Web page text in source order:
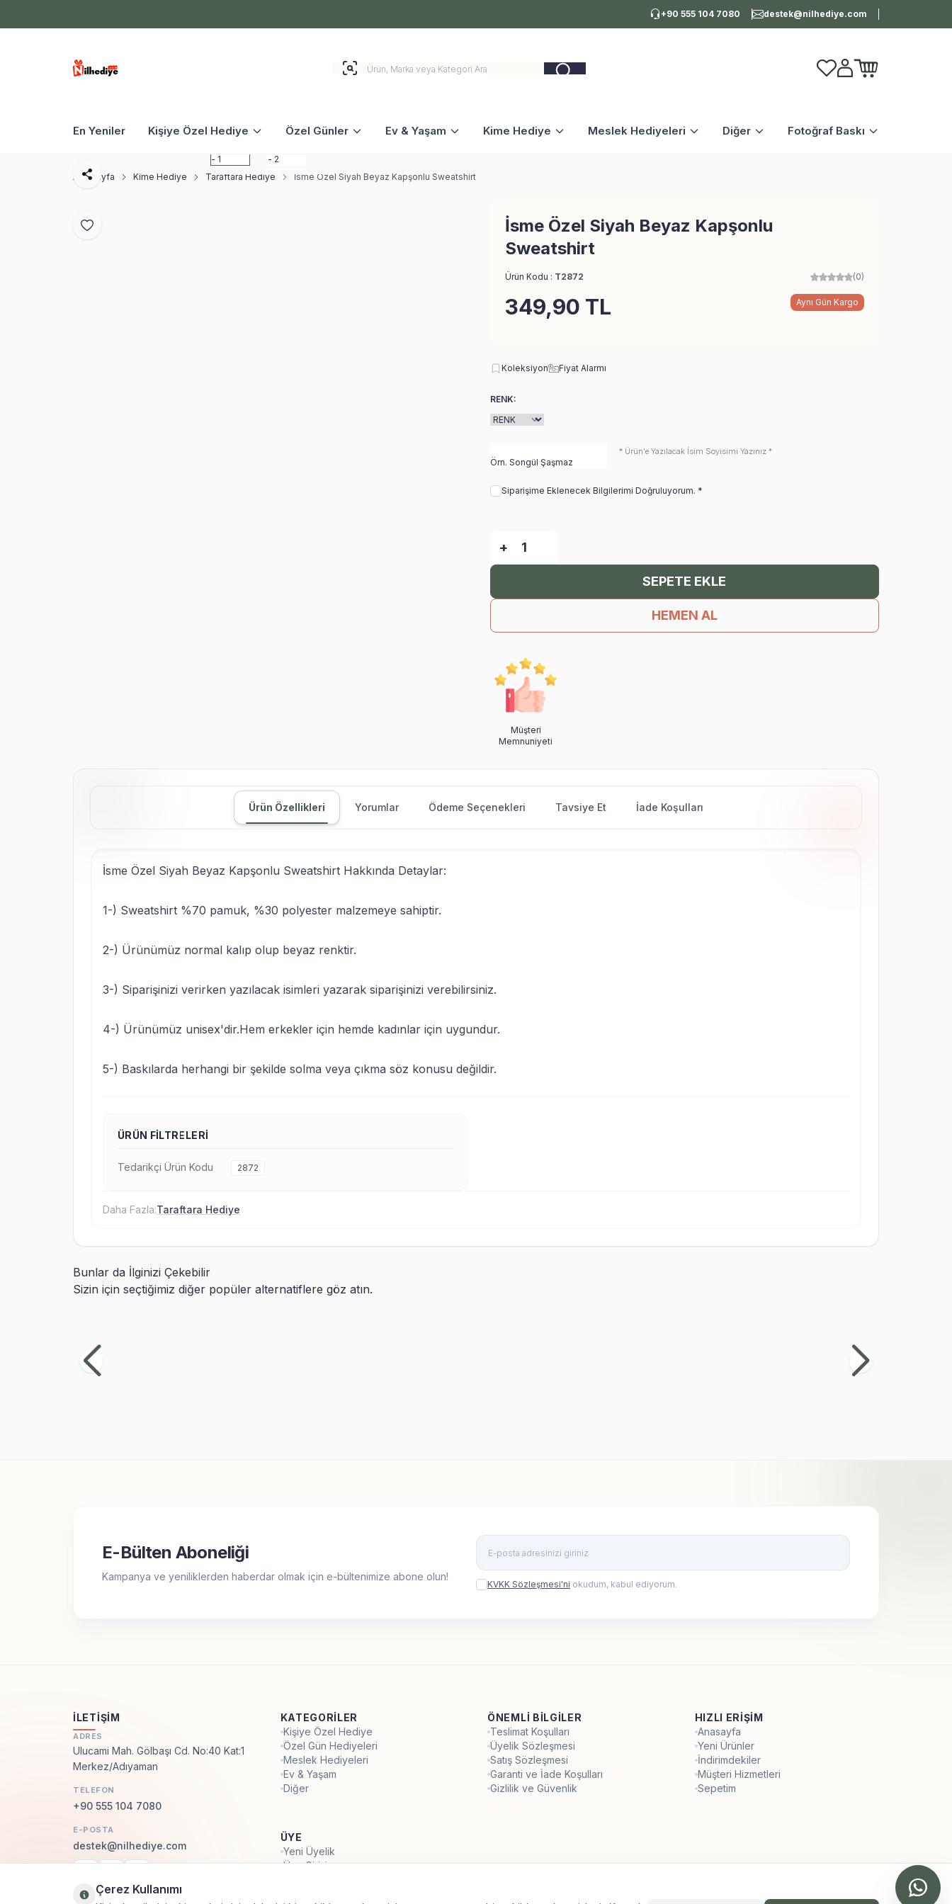
+90 555 104 7080 destek@nilhediye.com
Favorilerim
Hesabım
Sepetim
En Yeniler Kişiye Özel Hediye Özel Günler Ev & Yaşam Kime Hediye Meslek Hediyeleri Diğer Fotoğraf Baskı
Ana Sayfa Kime Hediye Taraftara Hediye İsme Özel Siyah Beyaz Kapşonlu Sweatshirt
Favoriye Ekle
Paylaş
İsme Özel Siyah Beyaz Kapşonlu
Sweatshirt
Ürün Kodu : T2872 (0)
349,90 TL Aynı Gün Kargo
Koleksiyon Fiyat Alarmı
RENK:
* Ürün'e Yazılacak İsim Soyisimi Yazınız *
Siparişime Eklenecek Bilgilerimi Doğruluyorum. *
-
+
SEPETE EKLE
HEMEN AL
Müşteri
Memnuniyeti
Ürün Özellikleri Yorumlar Ödeme Seçenekleri Tavsiye Et İade Koşulları
İsme Özel Siyah Beyaz Kapşonlu Sweatshirt Hakkında Detaylar:
1-) Sweatshirt %70 pamuk, %30 polyester malzemeye sahiptir.
2-) Ürünümüz normal kalıp olup beyaz renktir.
3-) Siparişinizi verirken yazılacak isimleri yazarak siparişinizi verebilirsiniz.
4-) Ürünümüz unisex'dir.Hem erkekler için hemde kadınlar için uygundur.
5-) Baskılarda herhangi bir şekilde solma veya çıkma söz konusu değildir.
ÜRÜN FILTRELERI
Tedarikçi Ürün Kodu 2872
Daha Fazla:Taraftara Hediye
Bunlar da İlginizi Çekebilir
Sizin için seçtiğimiz diğer popüler alternatiflere göz atın.
Bardak
499,99
E-Bülten Aboneliği
Kampanya ve yeniliklerden haberdar olmak için e-bültenimize abone olun!
KVKK Sözleşmesi'ni okudum, kabul ediyorum.
İLETIŞIM
ADRES
Ulucami Mah. Gölbaşı Cd. No:40 Kat:1
Merkez/Adıyaman
TELEFON
+90 555 104 7080
E-POSTA
destek@nilhediye.com
KATEGORILER
Kişiye Özel Hediye
Özel Gün Hediyeleri
Meslek Hediyeleri
Ev & Yaşam
Diğer
ÖNEMLI BILGILER
Teslimat Koşulları
Üyelik Sözleşmesi
Satış Sözleşmesi
Garanti ve İade Koşulları
Gizlilik ve Güvenlik
HIZLI ERIŞIM
Anasayfa
Yeni Ürünler
İndirimdekiler
Müşteri Hizmetleri
Sepetim
ÜYE
Yeni Üyelik
Üye Girişi
Çerez Kullanımı